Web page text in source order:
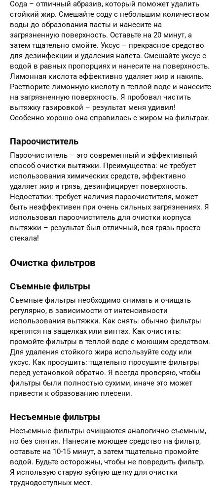
Сода – отличный абразив, который поможет удалить
стойкий жир. Смешайте соду с небольшим количеством
воды до образования пасты и нанесите на
загрязненную поверхность. Оставьте на 20 минут, а
затем тщательно смойте. Уксус – прекрасное средство
для дезинфекции и удаления налета. Смешайте уксус с
водой в равных пропорциях и нанесите на поверхность.
Лимонная кислота эффективно удаляет жир и накипь.
Растворите лимонную кислоту в теплой воде и нанесите
на загрязненную поверхность. Я пробовал чистить
вытяжку газировкой – результат меня удивил!
Особенно хорошо она справилась с жиром на фильтрах.
Пароочиститель
Пароочиститель – это современный и эффективный
способ очистки вытяжки. Преимущества: не требует
использования химических средств, эффективно
удаляет жир и грязь, дезинфицирует поверхность.
Недостатки: требует наличия пароочистителя, может
быть неэффективен при очень сильных загрязнениях. Я
использовал пароочиститель для очистки корпуса
вытяжки – результат был отличный, вся грязь просто
стекала!
Очистка фильтров
Съемные фильтры
Съемные фильтры необходимо снимать и очищать
регулярно, в зависимости от интенсивности
использования вытяжки. Как снять: обычно фильтры
крепятся на защелках или винтах. Как очистить:
промойте фильтры в теплой воде с моющим средством.
Для удаления стойкого жира используйте соду или
уксус. Как просушить: тщательно просушите фильтры
перед установкой обратно. Я всегда проверяю, чтобы
фильтры были полностью сухими, иначе это может
привести к образованию плесени.
Несъемные фильтры
Несъемные фильтры очищаются аналогично съемным,
но без снятия. Нанесите моющее средство на фильтр,
оставьте на 10-15 минут, а затем тщательно промойте
водой. Будьте осторожны, чтобы не повредить фильтр.
Я использую старую зубную щетку для очистки
труднодоступных мест.